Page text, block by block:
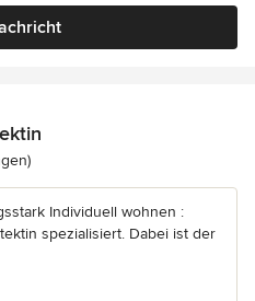
von 5 Sternen
Individuell wohnen :
spezialisiert. Dabei ist der